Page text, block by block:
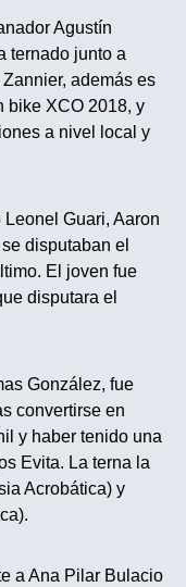
Agustín
ternado junto a
además es
bike XCO 2018, y
a nivel local y
Guari, Aaron
disputaban el
El joven fue
disputara el
González, fue
convertirse en
y haber tenido una
Evita. La terna la
Acrobática) y
a Ana Pilar Bulacio